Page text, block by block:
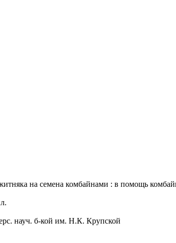
на семена комбайнами : в помощь
науч. б-кой им. Н.К. Крупской